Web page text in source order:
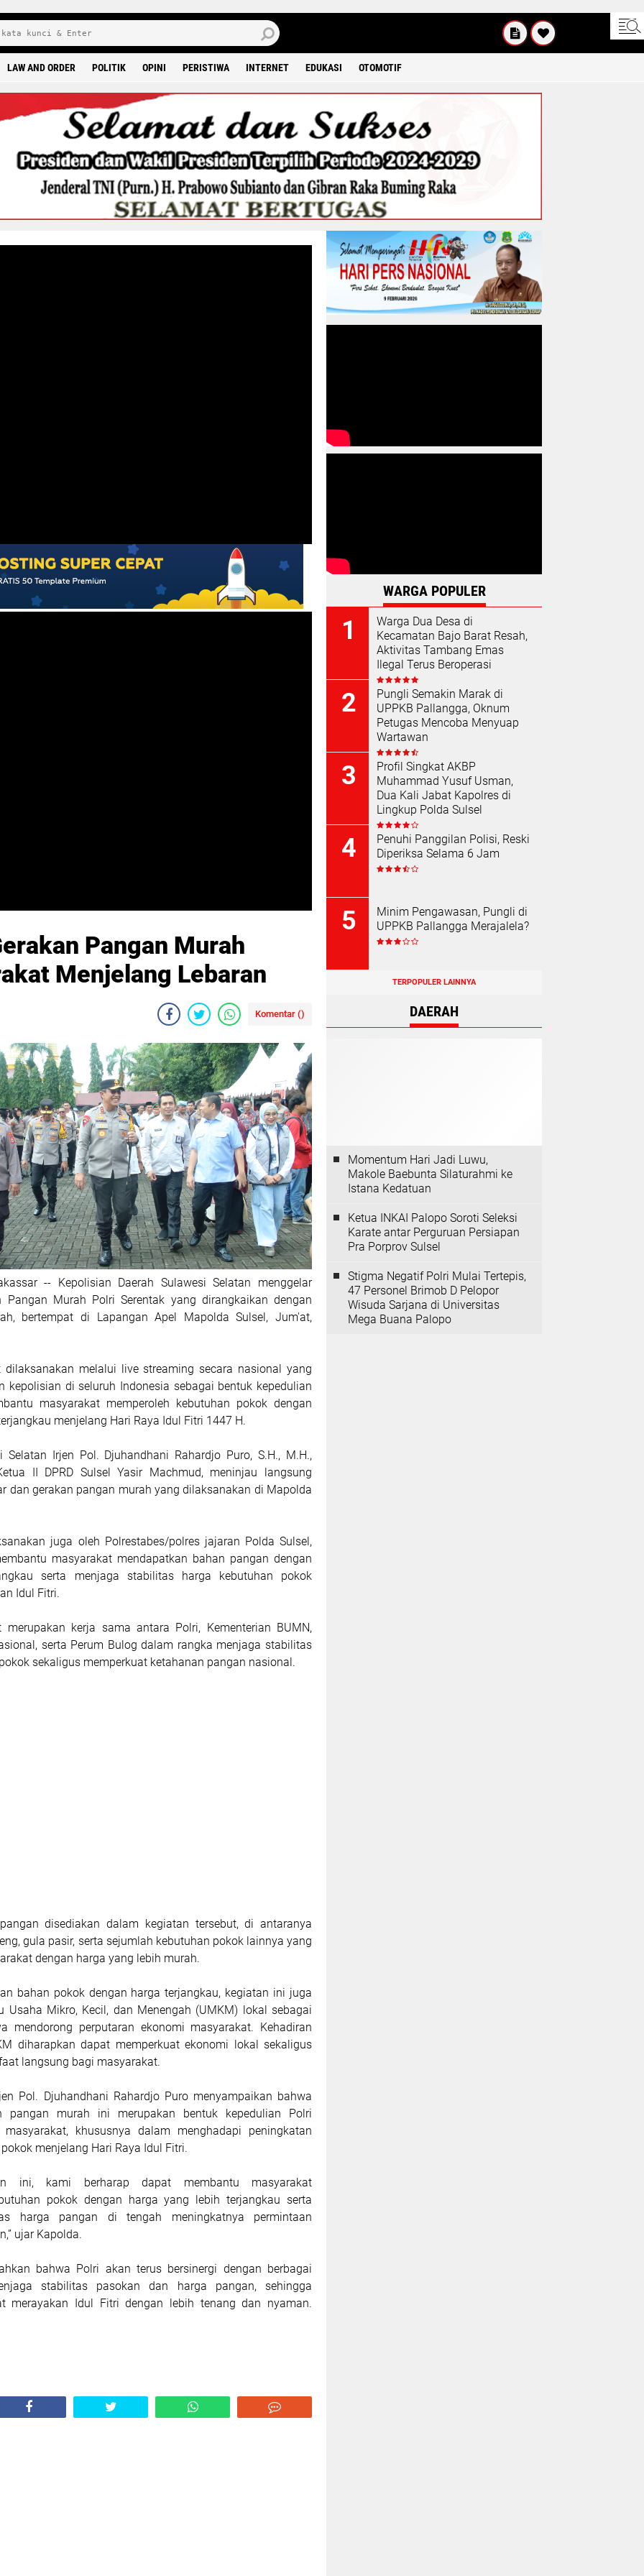
LAW AND ORDER POLITIK OPINI PERISTIWA INTERNET EDUKASI OTOMOTIF
Pangan Murah
Menjelang Lebaran
Komentar ()
-- Kepolisian Daerah Sulawesi Selatan menggelar
Pangan Murah Polri Serentak yang dirangkaikan dengan
bertempat di Lapangan Apel Mapolda Sulsel, Jum'at,
dilaksanakan melalui live streaming secara nasional yang
kepolisian di seluruh Indonesia sebagai bentuk kepedulian
masyarakat memperoleh kebutuhan pokok dengan
menjelang Hari Raya Idul Fitri 1447 H.
Selatan Irjen Pol. Djuhandhani Rahardjo Puro, S.H., M.H.,
II DPRD Sulsel Yasir Machmud, meninjau langsung
dan gerakan pangan murah yang dilaksanakan di Mapolda
juga oleh Polrestabes/polres jajaran Polda Sulsel,
masyarakat mendapatkan bahan pangan dengan
serta menjaga stabilitas harga kebutuhan pokok
Idul Fitri.
merupakan kerja sama antara Polri, Kementerian BUMN,
serta Perum Bulog dalam rangka menjaga stabilitas
sekaligus memperkuat ketahanan pangan nasional.
disediakan dalam kegiatan tersebut, di antaranya
gula pasir, serta sejumlah kebutuhan pokok lainnya yang
dengan harga yang lebih murah.
bahan pokok dengan harga terjangkau, kegiatan ini juga
Usaha Mikro, Kecil, dan Menengah (UMKM) lokal sebagai
mendorong perputaran ekonomi masyarakat. Kehadiran
diharapkan dapat memperkuat ekonomi lokal sekaligus
langsung bagi masyarakat.
Pol. Djuhandhani Rahardjo Puro menyampaikan bahwa
pangan murah ini merupakan bentuk kepedulian Polri
khususnya dalam menghadapi peningkatan
menjelang Hari Raya Idul Fitri.
ini, kami berharap dapat membantu masyarakat
pokok dengan harga yang lebih terjangkau serta
harga pangan di tengah meningkatnya permintaan
ujar Kapolda.
bahwa Polri akan terus bersinergi dengan berbagai
stabilitas pasokan dan harga pangan, sehingga
merayakan Idul Fitri dengan lebih tenang dan nyaman.
WARGA POPULER
Warga Dua Desa di
Kecamatan Bajo Barat Resah,
Aktivitas Tambang Emas
Ilegal Terus Beroperasi
Pungli Semakin Marak di
UPPKB Pallangga, Oknum
Petugas Mencoba Menyuap
Wartawan
Profil Singkat AKBP
Muhammad Yusuf Usman,
Dua Kali Jabat Kapolres di
Lingkup Polda Sulsel
Penuhi Panggilan Polisi, Reski
Diperiksa Selama 6 Jam
Minim Pengawasan, Pungli di
UPPKB Pallangga Merajalela?
TERPOPULER LAINNYA
DAERAH
Momentum Hari Jadi Luwu,
Makole Baebunta Silaturahmi ke
Istana Kedatuan
Ketua INKAI Palopo Soroti Seleksi
Karate antar Perguruan Persiapan
Pra Porprov Sulsel
Stigma Negatif Polri Mulai Tertepis,
47 Personel Brimob D Pelopor
Wisuda Sarjana di Universitas
Mega Buana Palopo